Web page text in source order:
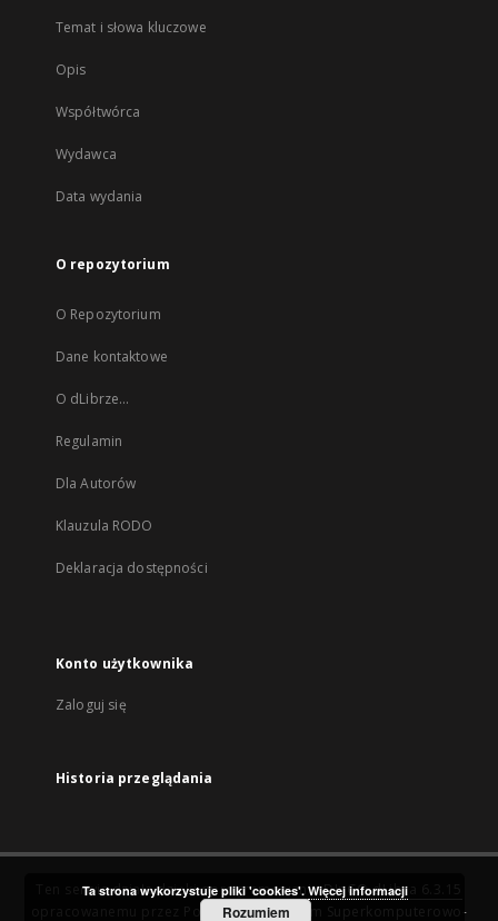
Temat i słowa kluczowe
Opis
Współtwórca
Wydawca
Data wydania
O repozytorium
O Repozytorium
Dane kontaktowe
O dLibrze...
Regulamin
Dla Autorów
Klauzula RODO
Deklaracja dostępności
Konto użytkownika
Zaloguj się
Historia przeglądania
Ten serwis działa dzięki oprogramowaniuDInGO dLibra 6.3.15
Poznańskie Centrum Superkomputerowo-
Ta strona wykorzystuje pliki 'cookies'. Więcej informacji
Rozumiem